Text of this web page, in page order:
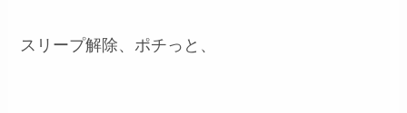
スリープ解除、ポチっと、